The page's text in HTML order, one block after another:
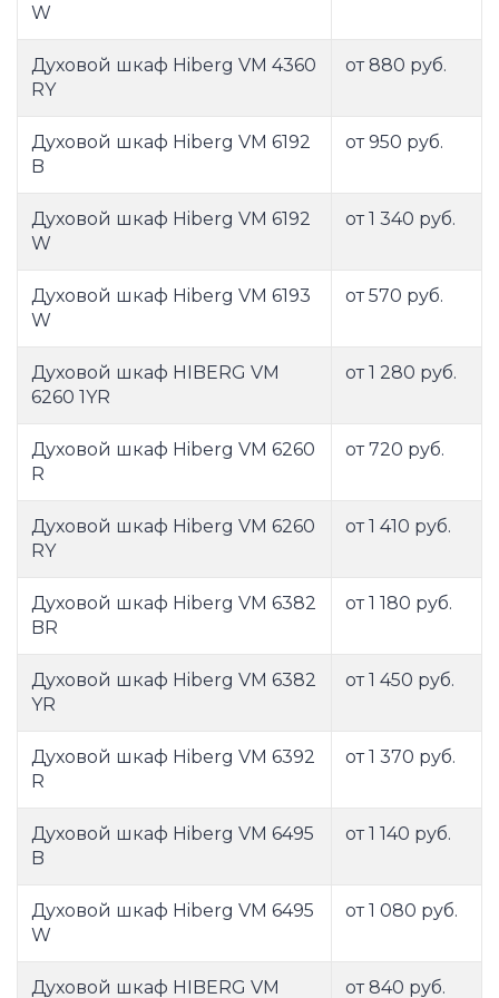
W
Духовой шкаф Hiberg VM 4360
RY
от 880 руб.
Духовой шкаф Hiberg VM 6192
B
от 950 руб.
Духовой шкаф Hiberg VM 6192
W
от 1 340 руб.
Духовой шкаф Hiberg VM 6193
W
от 570 руб.
Духовой шкаф HIBERG VM
6260 1YR
от 1 280 руб.
Духовой шкаф Hiberg VM 6260
R
от 720 руб.
Духовой шкаф Hiberg VM 6260
RY
от 1 410 руб.
Духовой шкаф Hiberg VM 6382
BR
от 1 180 руб.
Духовой шкаф Hiberg VM 6382
YR
от 1 450 руб.
Духовой шкаф Hiberg VM 6392
R
от 1 370 руб.
Духовой шкаф Hiberg VM 6495
B
от 1 140 руб.
Духовой шкаф Hiberg VM 6495
W
от 1 080 руб.
Духовой шкаф HIBERG VM от 840 руб.